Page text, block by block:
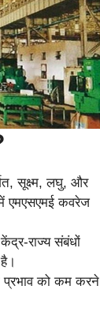
सूक्ष्म, लघु, और
में एमएसएमई कवरेज
राज्य संबंधों
प्रभाव को कम करने